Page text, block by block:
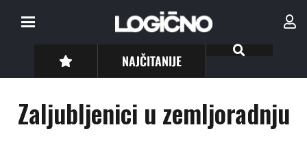
NAJČITANIJE
Zaljubljenici u zemljoradnju